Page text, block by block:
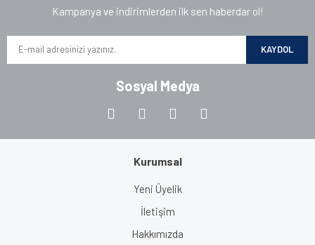
Kampanya ve indirimlerden ilk sen haberdar ol!
KAYDOL
Sosyal Medya
Kurumsal
Yeni Üyelik
İletişim
Hakkımızda